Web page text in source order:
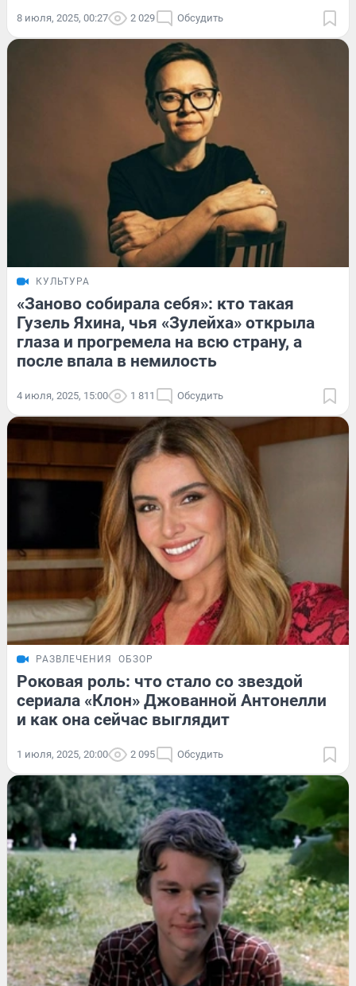
8 июля, 2025, 00:27 2 029 Обсудить
КУЛЬТУРА
«Заново собирала себя»: кто такая
Гузель Яхина, чья «Зулейха» открыла
глаза и прогремела на всю страну, а
после впала в немилость
4 июля, 2025, 15:00 1 811 Обсудить
РАЗВЛЕЧЕНИЯ ОБЗОР
Роковая роль: что стало со звездой
сериала «Клон» Джованной Антонелли
и как она сейчас выглядит
1 июля, 2025, 20:00 2 095 Обсудить